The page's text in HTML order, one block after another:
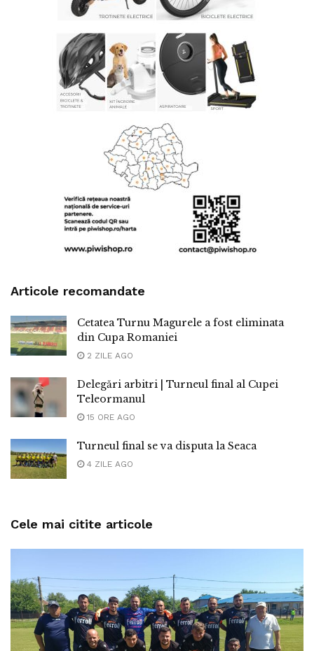
Articole recomandate
Cetatea Turnu Magurele a fost eliminata
din Cupa Romaniei
2 ZILE AGO
Delegări arbitri | Turneul final al Cupei
Teleormanul
15 ORE AGO
Turneul final se va disputa la Seaca
4 ZILE AGO
Cele mai citite articole